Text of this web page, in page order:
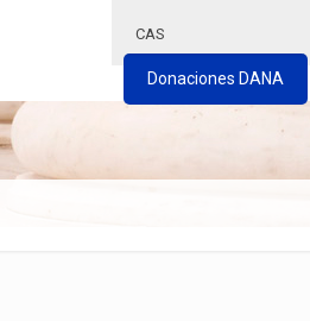
CAS
Donaciones DANA